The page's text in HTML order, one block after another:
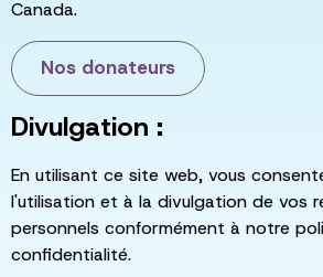
Canada.
Nos donateurs
Divulgation :
En utilisant ce site web, vous
l'utilisation et à la divulgation de vos
personnels conformément à notre
confidentialité.